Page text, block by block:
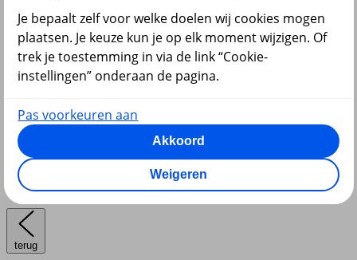
VvE en Vastgoed
terug
Je bepaalt zelf voor welke doelen wij cookies mogen
plaatsen. Je keuze kun je op elk moment wijzigen. Of
trek je toestemming in via de link “Cookie-
instellingen” onderaan de pagina.
Pas voorkeuren aan
Akkoord
Weigeren